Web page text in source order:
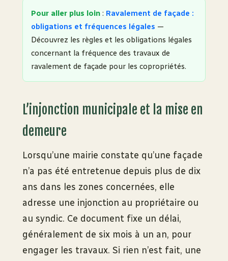
Pour aller plus loin : Ravalement de façade :
obligations et fréquences légales —
Découvrez les règles et les obligations légales
concernant la fréquence des travaux de
ravalement de façade pour les copropriétés.
L’injonction municipale et la mise en
demeure
Lorsqu’une mairie constate qu’une façade
n’a pas été entretenue depuis plus de dix
ans dans les zones concernées, elle
adresse une injonction au propriétaire ou
au syndic. Ce document fixe un délai,
généralement de six mois à un an, pour
engager les travaux. Si rien n’est fait, une